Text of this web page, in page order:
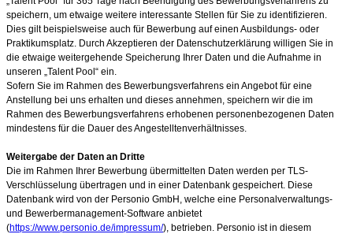
speichern, um etwaige weitere interessante Stellen für Sie zu identifizieren.
Dies gilt beispielsweise auch für Bewerbung auf einen Ausbildungs- oder
Praktikumsplatz. Durch Akzeptieren der Datenschutzerklärung willigen Sie in
die etwaige weitergehende Speicherung Ihrer Daten und die Aufnahme in
unseren „Talent Pool“ ein.
Sofern Sie im Rahmen des Bewerbungsverfahrens ein Angebot für eine
Anstellung bei uns erhalten und dieses annehmen, speichern wir die im
Rahmen des Bewerbungsverfahrens erhobenen personenbezogenen Daten
mindestens für die Dauer des Angestelltenverhältnisses.
Weitergabe der Daten an Dritte
Die im Rahmen Ihrer Bewerbung übermittelten Daten werden per TLS-
Verschlüsselung übertragen und in einer Datenbank gespeichert. Diese
Datenbank wird von der Personio GmbH, welche eine Personalverwaltungs-
und Bewerbermanagement-Software anbietet
(https://www.personio.de/impressum/), betrieben. Personio ist in diesem